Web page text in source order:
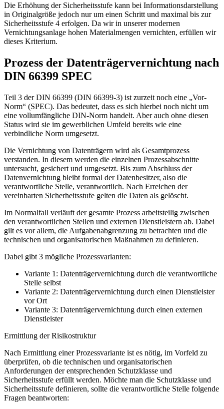
Die Erhöhung der Sicherheitsstufe kann bei Informationsdarstellung
in Originalgröße jedoch nur um einen Schritt und maximal bis zur
Sicherheitsstufe 4 erfolgen. Da wir in unserer modernen
Vernichtungsanlage hohen Materialmengen vernichten, erfüllen wir
dieses Kriterium.
Prozess der Datenträgervernichtung nach
DIN 66399 SPEC
Teil 3 der DIN 66399 (DIN 66399-3) ist zurzeit noch eine „Vor-
Norm“ (SPEC). Das bedeutet, dass es sich hierbei noch nicht um
eine vollumfängliche DIN-Norm handelt. Aber auch ohne diesen
Status wird sie im gewerblichen Umfeld bereits wie eine
verbindliche Norm umgesetzt.
Die Vernichtung von Datenträgern wird als Gesamtprozess
verstanden. In diesem werden die einzelnen Prozessabschnitte
untersucht, gesichert und umgesetzt. Bis zum Abschluss der
Datenvernichtung bleibt formal der Datenbesitzer, also die
verantwortliche Stelle, verantwortlich. Nach Erreichen der
vereinbarten Sicherheitsstufe gelten die Daten als gelöscht.
Im Normalfall verläuft der gesamte Prozess arbeitsteilig zwischen
den verantwortlichen Stellen und externen Dienstleistern ab. Dabei
gilt es vor allem, die Aufgabenabgrenzung zu betrachten und die
technischen und organisatorischen Maßnahmen zu definieren.
Dabei gibt 3 mögliche Prozessvarianten:
Variante 1: Datenträgervernichtung durch die verantwortliche
Stelle selbst
Variante 2: Datenträgervernichtung durch einen Dienstleister
vor Ort
Variante 3: Datenträgervernichtung durch einen externen
Dienstleister
Ermittlung der Risikostruktur
Nach Ermittlung einer Prozessvariante ist es nötig, im Vorfeld zu
überprüfen, ob die technischen und organisatorischen
Anforderungen der entsprechenden Schutzklasse und
Sicherheitsstufe erfüllt werden. Möchte man die Schutzklasse und
Sicherheitsstufe definieren, sollte die verantwortliche Stelle folgende
Fragen beantworten: